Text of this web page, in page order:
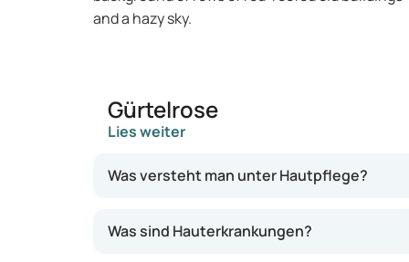
Gürtelrose
Lies weiter
Was versteht man unter Hautpflege?
Produkte zur Verfügung, die der Pflege und
Was sind Hauterkrankungen?